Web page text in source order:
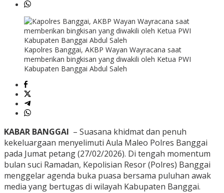
Kapolres Banggai, AKBP Wayan Wayracana saat
memberikan bingkisan yang diwakili oleh Ketua PWI
Kabupaten Banggai Abdul Saleh
KABAR BANGGAI – Suasana khidmat dan penuh
kekeluargaan menyelimuti Aula Maleo Polres Banggai
pada Jumat petang (27/02/2026). Di tengah momentum
bulan suci Ramadan, Kepolisian Resor (Polres) Banggai
menggelar agenda buka puasa bersama puluhan awak
media yang bertugas di wilayah Kabupaten Banggai.